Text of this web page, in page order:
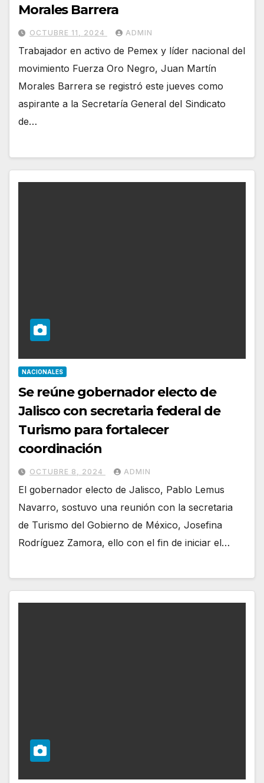
Morales Barrera
OCTUBRE 11, 2024 ADMIN
Trabajador en activo de Pemex y líder nacional del
movimiento Fuerza Oro Negro, Juan Martín
Morales Barrera se registró este jueves como
aspirante a la Secretaría General del Sindicato
de…
NACIONALES
Se reúne gobernador electo de
Jalisco con secretaria federal de
Turismo para fortalecer
coordinación
OCTUBRE 8, 2024 ADMIN
El gobernador electo de Jalisco, Pablo Lemus
Navarro, sostuvo una reunión con la secretaria
de Turismo del Gobierno de México, Josefina
Rodríguez Zamora, ello con el fin de iniciar el…